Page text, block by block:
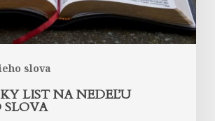
slova
LIST NA NEDEĽU